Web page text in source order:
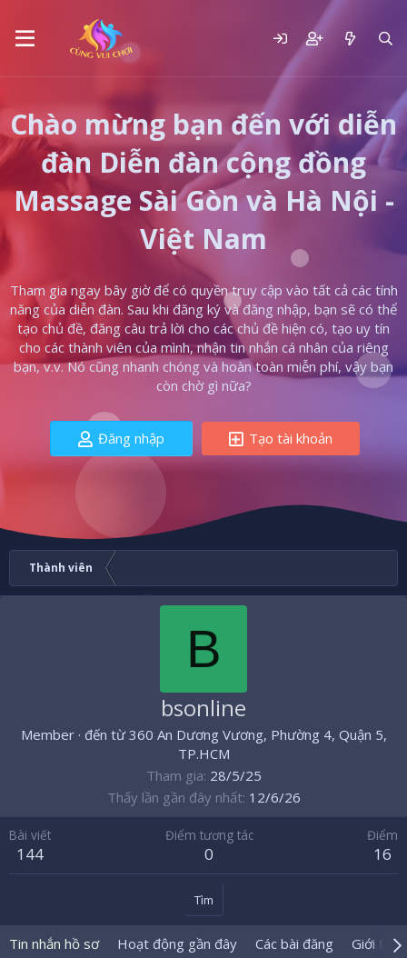
Chào mừng bạn đến với diễn
đàn Diễn đàn cộng đồng
Massage Sài Gòn và Hà Nội -
Việt Nam
Tham gia ngay bây giờ để có quyền truy cập vào tất cả các tính
năng của diễn đàn. Sau khi đăng ký và đăng nhập, bạn sẽ có thể
tạo chủ đề, đăng câu trả lời cho các chủ đề hiện có, tạo uy tín
cho các thành viên của mình, nhận tin nhắn cá nhân của riêng
bạn, v.v. Nó cũng nhanh chóng và hoàn toàn miễn phí, vậy bạn
còn chờ gì nữa?
Đăng nhập Tạo tài khoản
Thành viên
B
bsonline
Member · đến từ 360 An Dương Vương, Phường 4, Quận 5,
TP.HCM
Tham gia 28/5/25
Thấy lần gần đây nhất 12/6/26
Bài viết
144
Điểm tương tác
0
Điểm
16
Tìm
Tin nhắn hồ sơ Hoạt động gần đây Các bài đăng Giới